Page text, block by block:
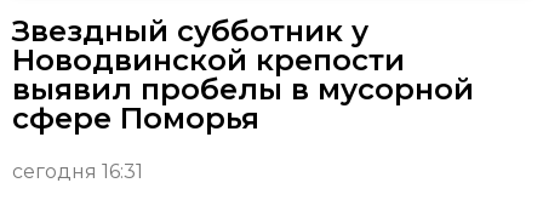
Звездный субботник у
Новодвинской крепости
выявил пробелы в мусорной
сфере Поморья
сегодня 16:31